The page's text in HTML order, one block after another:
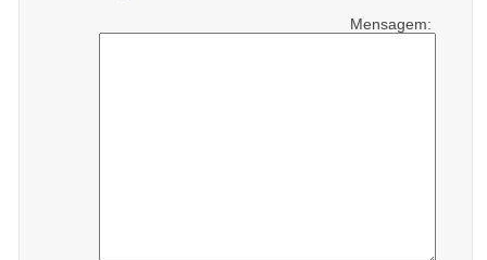
Mensagem: